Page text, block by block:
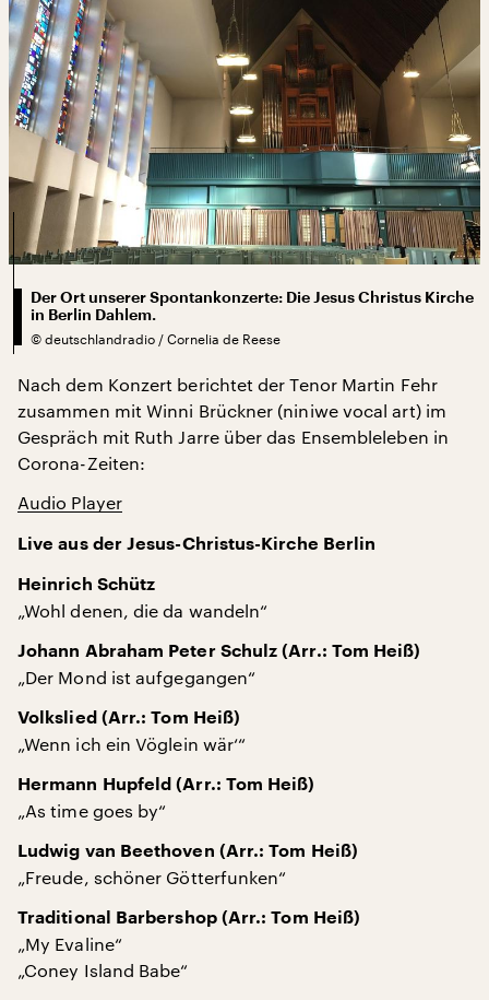
Der Ort unserer Spontankonzerte: Die Jesus Christus Kirche
in Berlin Dahlem.
© deutschlandradio / Cornelia de Reese
Nach dem Konzert berichtet der Tenor Martin Fehr
zusammen mit Winni Brückner (niniwe vocal art) im
Gespräch mit Ruth Jarre über das Ensembleleben in
Corona-Zeiten:
Audio Player
Live aus der Jesus-Christus-Kirche Berlin
Heinrich Schütz
„Wohl denen, die da wandeln“
Johann Abraham Peter Schulz (Arr.: Tom Heiß)
„Der Mond ist aufgegangen“
Volkslied (Arr.: Tom Heiß)
„Wenn ich ein Vöglein wär‘“
Hermann Hupfeld (Arr.: Tom Heiß)
„As time goes by“
Ludwig van Beethoven (Arr.: Tom Heiß)
„Freude, schöner Götterfunken“
Traditional Barbershop (Arr.: Tom Heiß)
„My Evaline“
„Coney Island Babe“